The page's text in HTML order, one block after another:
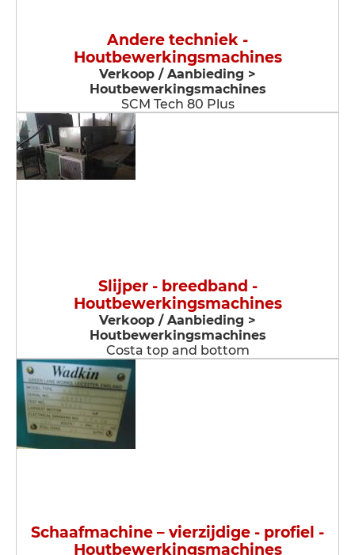
Andere techniek -
Houtbewerkingsmachines
Verkoop / Aanbieding >
Houtbewerkingsmachines
SCM Tech 80 Plus
Slijper - breedband -
Houtbewerkingsmachines
Verkoop / Aanbieding >
Houtbewerkingsmachines
Costa top and bottom
Schaafmachine – vierzijdige - profiel -
Houtbewerkingsmachines